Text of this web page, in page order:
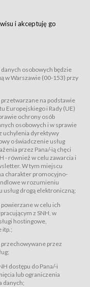
umowy z
w Wydarzeniu,
tj. uprawniające
filmowych,
w Serwisie;
z
2 pkt. 4 i 5 poniżej, których
Usługobiorców
ustawy z dnia 18 lipca
z 2002 r., Nr 144, poz.
materiałów
Serwisie,
Karnetów i Biletów,
w Sklepie.
i akceptuję go
osobowych będzie
w Warszawie (00-153) przy
przetwarzane na podstawie
Europejskiego i Rady (UE)
ochrony osób
osobowych i w sprawie
uchylenia dyrektywy
o świadczenie usług
przez Pana/-ią chęci
- również w celu zawarcia i
W tym miejscu
charakter promocyjno-
w rozumieniu
usług drogą elektroniczną;
powierzane w celu ich
z SNH, w
hostingowe,
itp.;
przechowywane przez
dostępu do Pana/-i
lub ograniczenia
danych;